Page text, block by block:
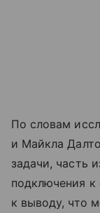
По словам
и Майкла
задачи, часть
подключения
к выводу, что